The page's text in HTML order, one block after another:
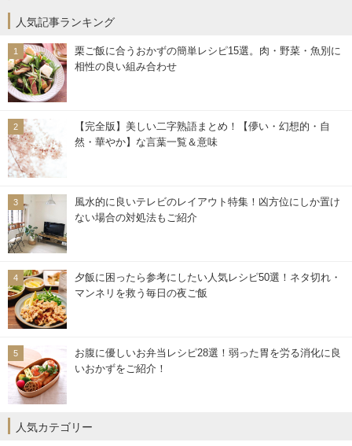
人気記事ランキング
栗ご飯に合うおかずの簡単レシピ15選。肉・野菜・魚別に
相性の良い組み合わせ
【完全版】美しい二字熟語まとめ！【儚い・幻想的・自
然・華やか】な言葉一覧＆意味
風水的に良いテレビのレイアウト特集！凶方位にしか置け
ない場合の対処法もご紹介
夕飯に困ったら参考にしたい人気レシピ50選！ネタ切れ・
マンネリを救う毎日の夜ご飯
お腹に優しいお弁当レシピ28選！弱った胃を労る消化に良
いおかずをご紹介！
人気カテゴリー